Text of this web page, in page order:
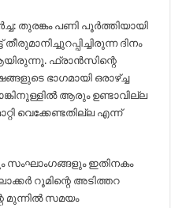
തുരങ്കം പണി പൂര്‍ത്തിയായി
ദിനം
ഫ്രാന്‍സിന്റെ
ഭാഗമായി ഒരാഴ്ച്ച
ആരും ഉണ്ടാവില്ല
വെക്കേണ്ടതില്ല എന്ന്
ഇതിനകം
റൂമിന്റെ അടിത്തറ
മുന്നില്‍ സമയം